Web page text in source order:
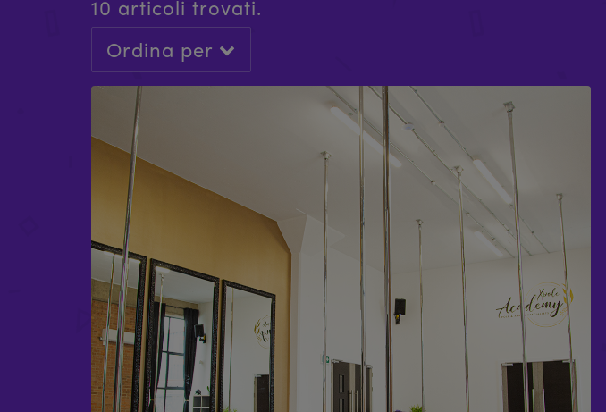
10 articoli trovati.
Ordina per